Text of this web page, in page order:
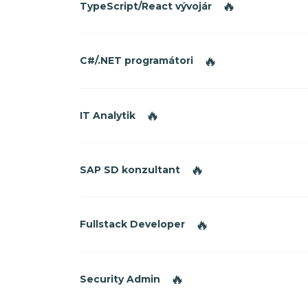
TypeScript/React vývojár 🔥
C#/.NET programátori 🔥
IT Analytik 🔥
SAP SD konzultant 🔥
Fullstack Developer 🔥
Security Admin 🔥